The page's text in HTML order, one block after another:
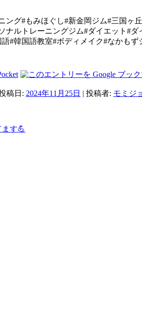
ング#もみほぐし#新金岡ジム#三国ヶ
ナルトレーニングジム#ダイエット#
#韓国語教室#ボディメイク#なかも
稿日: 2024年11月25日 | 投稿者: モミジ
す💪